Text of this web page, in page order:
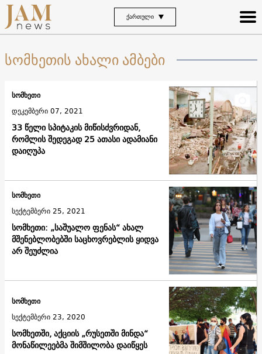
ᲥᲐᲠᲗᲣᲚᲘ
სომხეთის ახალი ამბები
33 წელი სპიტაკის მიწისძვრიდან,
რომლის შედეგად 25 ათასი ადამიანი
დაიღუპა
სომხეთი
დეკემბერი 07, 2021
სომხეთი: „საშუალო ფენას“ ახალ
მშენებლობებში საცხოვრებლის ყიდვა
არ შეუძლია
სომხეთი
სექტემბერი 25, 2021
სომხეთში, აქციის „რუსეთში მინდა“
მონაწილეებმა შიმშილობა დაიწყეს
სომხეთი
სექტემბერი 23, 2020